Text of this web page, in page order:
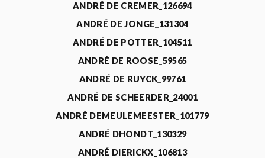
ANDRÉ DE CREMER_126694
ANDRÉ DE JONGE_131304
ANDRÉ DE POTTER_104511
ANDRÉ DE ROOSE_59565
ANDRÉ DE RUYCK_99761
ANDRÉ DE SCHEERDER_24001
ANDRÉ DEMEULEMEESTER_101779
ANDRÉ DHONDT_130329
ANDRÉ DIERICKX_106813